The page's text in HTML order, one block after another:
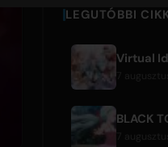
LEGUTÓBBI
7